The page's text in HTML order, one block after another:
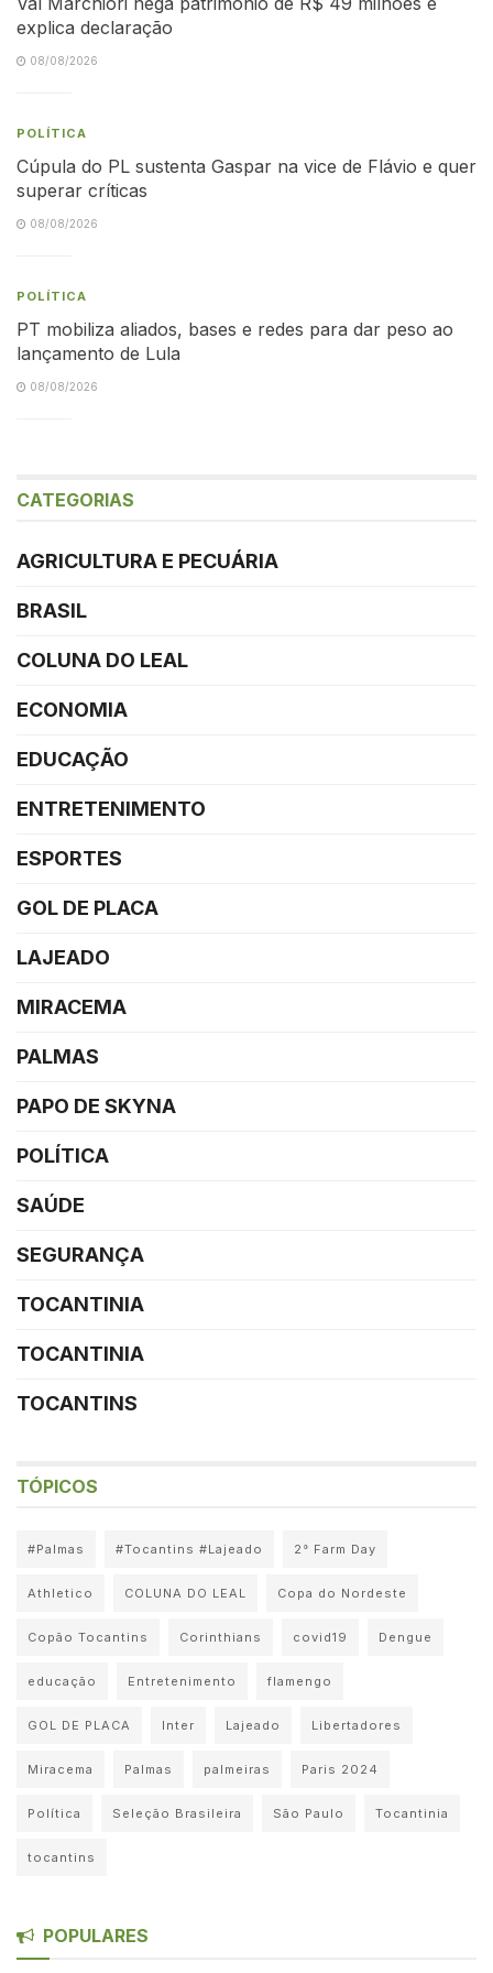
explica declaração
08/08/2026
POLÍTICA
Cúpula do PL sustenta Gaspar na vice de Flávio e quer
superar críticas
08/08/2026
POLÍTICA
PT mobiliza aliados, bases e redes para dar peso ao
lançamento de Lula
08/08/2026
CATEGORIAS
AGRICULTURA E PECUÁRIA
BRASIL
COLUNA DO LEAL
ECONOMIA
EDUCAÇÃO
ENTRETENIMENTO
ESPORTES
GOL DE PLACA
LAJEADO
MIRACEMA
PALMAS
PAPO DE SKYNA
POLÍTICA
SAÚDE
SEGURANÇA
TOCANTINIA
TOCANTINIA
TOCANTINS
TÓPICOS
#Palmas #Tocantins #Lajeado 2° Farm Day
Athletico COLUNA DO LEAL Copa do Nordeste
Copão Tocantins Corinthians covid19 Dengue
educação Entretenimento flamengo
GOL DE PLACA Inter Lajeado Libertadores
Miracema Palmas palmeiras Paris 2024
Política Seleção Brasileira São Paulo Tocantinia
tocantins
POPULARES